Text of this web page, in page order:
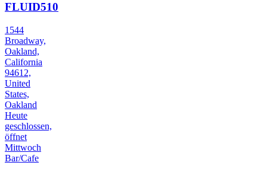
FLUID510
1544
Broadway,
Oakland,
California
94612,
United
States,
Oakland
Heute
geschlossen,
öffnet
Mittwoch
Bar/Cafe